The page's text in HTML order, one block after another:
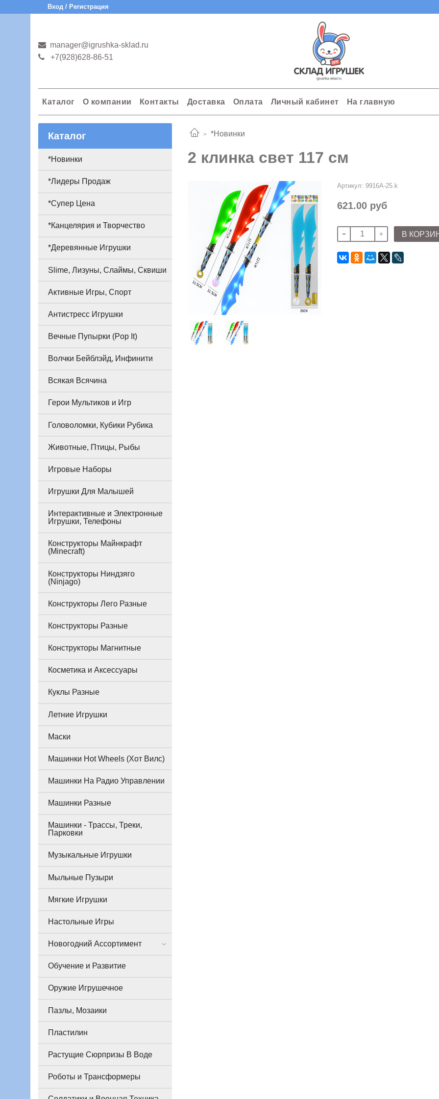
Вход / Регистрация
manager@igrushka-sklad.ru
+7(928)628-86-51
Каталог О компании Контакты Доставка Оплата Личный кабинет На главную
*Новинки
2 клинка свет 117 см
Артикул: 9916A-25.k
621.00 руб
В
Каталог
*Новинки
*Лидеры Продаж
*Супер Цена
*Канцелярия и Творчество
*Деревянные Игрушки
Slime, Лизуны, Слаймы, Сквиши
Активные Игры, Спорт
Антистресс Игрушки
Вечные Пупырки (Pop It)
Волчки Бейблэйд, Инфинити
Всякая Всячина
Герои Мультиков и Игр
Головоломки, Кубики Рубика
Животные, Птицы, Рыбы
Игровые Наборы
Игрушки Для Малышей
Интерактивные и Электронные
Игрушки, Телефоны
Конструкторы Майнкрафт
(Minecraft)
Конструкторы Ниндзяго
(Ninjago)
Конструкторы Лего Разные
Конструкторы Разные
Конструкторы Магнитные
Косметика и Аксессуары
Куклы Разные
Летние Игрушки
Маски
Машинки Hot Wheels (Хот Вилс)
Машинки На Радио Управлении
Машинки Разные
Машинки - Трассы, Треки,
Парковки
Музыкальные Игрушки
Мыльные Пузыри
Мягкие Игрушки
Настольные Игры
Новогодний Ассортимент
Обучение и Развитие
Оружие Игрушечное
Пазлы, Мозаики
Пластилин
Растущие Сюрпризы В Воде
Роботы и Трансформеры